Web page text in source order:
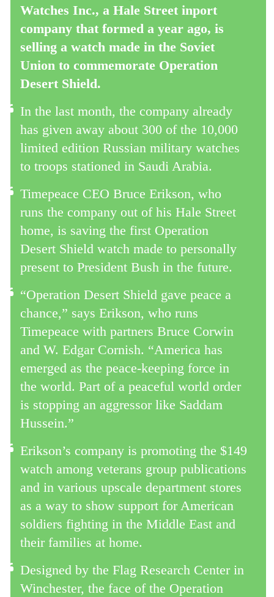
Watches Inc., a Hale Street inport
company that formed a year ago, is
selling a watch made in the Soviet
Union to commemorate Operation
Desert Shield.
In the last month, the company already
has given away about 300 of the 10,000
limited edition Russian military watches
to troops stationed in Saudi Arabia.
Timepeace CEO Bruce Erikson, who
runs the company out of his Hale Street
home, is saving the first Operation
Desert Shield watch made to personally
present to President Bush in the future.
“Operation Desert Shield gave peace a
chance,” says Erikson, who runs
Timepeace with partners Bruce Corwin
and W. Edgar Cornish. “America has
emerged as the peace-keeping force in
the world. Part of a peaceful world order
is stopping an aggressor like Saddam
Hussein.”
Erikson’s company is promoting the $149
watch among veterans group publications
and in various upscale department stores
as a way to show support for American
soldiers fighting in the Middle East and
their families at home.
Designed by the Flag Research Center in
Winchester, the face of the Operation